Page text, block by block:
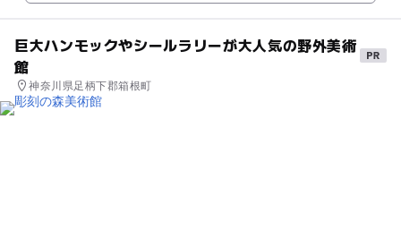
巨大ハンモックやシールラリーが大人気の野外美術
館
神奈川県足柄下郡箱根町